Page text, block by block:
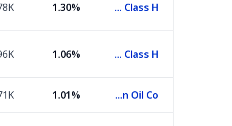
China Construction Bank Corporation Class H
1.30%
Industrial and Commercial Bank of China Class H
1.06%
Saudi Arabian Oil Co.
1.01%